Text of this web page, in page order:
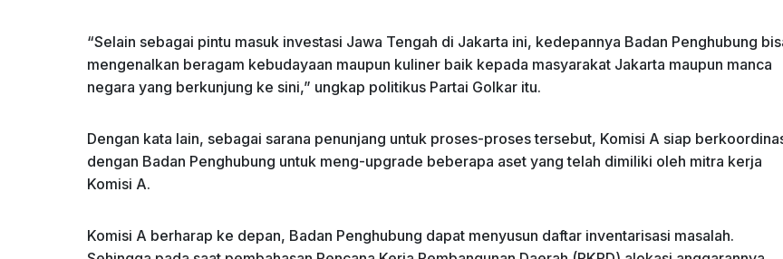
“Selain sebagai pintu masuk investasi Jawa Tengah di Jakarta ini, kedepannya Badan Penghubung
mengenalkan beragam kebudayaan maupun kuliner baik kepada masyarakat Jakarta maupun manca
negara yang berkunjung ke sini,” ungkap politikus Partai Golkar itu.
Dengan kata lain, sebagai sarana penunjang untuk proses-proses tersebut, Komisi A siap
dengan Badan Penghubung untuk meng-upgrade beberapa aset yang telah dimiliki oleh mitra kerja
Komisi A.
Komisi A berharap ke depan, Badan Penghubung dapat menyusun daftar inventarisasi masalah.